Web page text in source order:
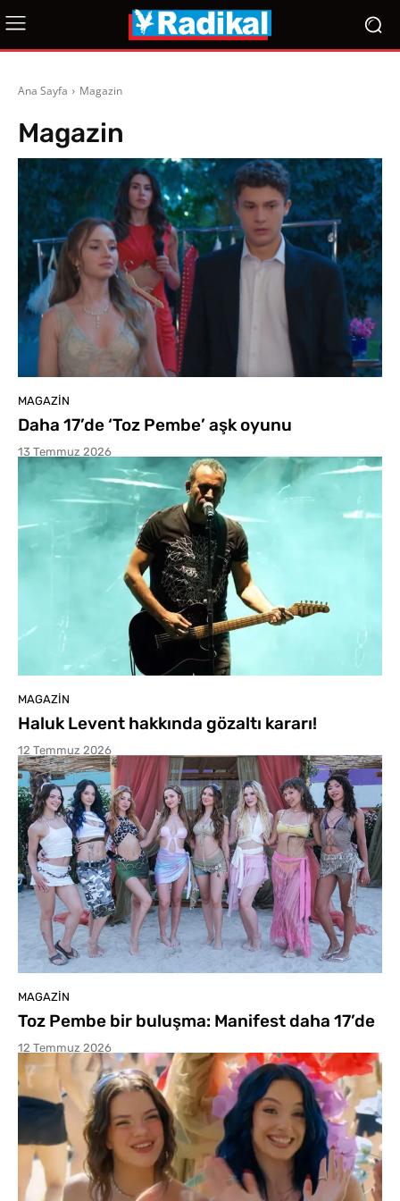
Ana Sayfa Magazin
Magazin
MAGAZIN
Daha 17’de ‘Toz Pembe’ aşk oyunu
13 Temmuz 2026
MAGAZIN
Haluk Levent hakkında gözaltı kararı!
12 Temmuz 2026
MAGAZIN
Toz Pembe bir buluşma: Manifest daha 17’de
12 Temmuz 2026